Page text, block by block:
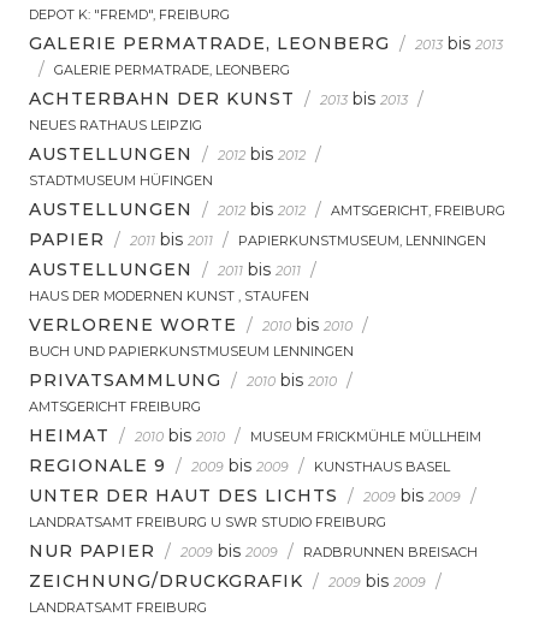
DEPOT K: "FREMD", FREIBURG
GALERIE PERMATRADE, LEONBERG / 2013 bis 2013
/ GALERIE PERMATRADE, LEONBERG
ACHTERBAHN DER KUNST / 2013 bis 2013 /
NEUES RATHAUS LEIPZIG
AUSTELLUNGEN / 2012 bis 2012 /
STADTMUSEUM HÜFINGEN
AUSTELLUNGEN / 2012 bis 2012 / AMTSGERICHT, FREIBURG
PAPIER / 2011 bis 2011 / PAPIERKUNSTMUSEUM, LENNINGEN
AUSTELLUNGEN / 2011 bis 2011 /
HAUS DER MODERNEN KUNST , STAUFEN
VERLORENE WORTE / 2010 bis 2010 /
BUCH UND PAPIERKUNSTMUSEUM LENNINGEN
PRIVATSAMMLUNG / 2010 bis 2010 /
AMTSGERICHT FREIBURG
HEIMAT / 2010 bis 2010 / MUSEUM FRICKMÜHLE MÜLLHEIM
REGIONALE 9 / 2009 bis 2009 / KUNSTHAUS BASEL
UNTER DER HAUT DES LICHTS / 2009 bis 2009 /
LANDRATSAMT FREIBURG U SWR STUDIO FREIBURG
NUR PAPIER / 2009 bis 2009 / RADBRUNNEN BREISACH
ZEICHNUNG/DRUCKGRAFIK / 2009 bis 2009 /
LANDRATSAMT FREIBURG